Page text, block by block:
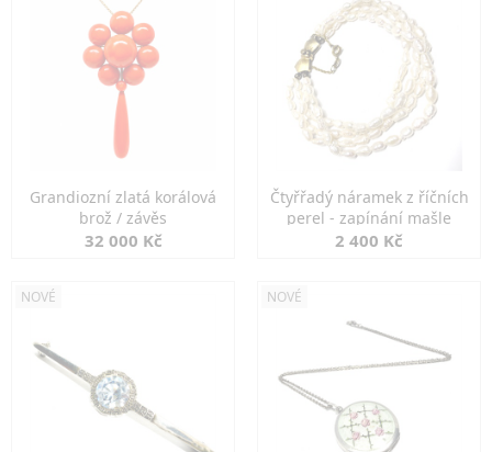
Grandiozní zlatá korálová
brož / závěs
32 000 Kč
Čtyřřadý náramek z říčních
perel - zapínání mašle
2 400 Kč
NOVÉ NOVÉ